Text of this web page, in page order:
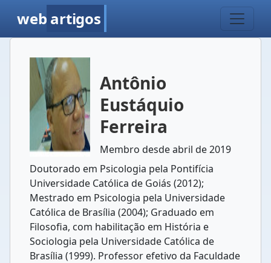
web artigos
Antônio
Eustáquio
Ferreira
Membro desde abril de 2019
Doutorado em Psicologia pela Pontifícia
Universidade Católica de Goiás (2012);
Mestrado em Psicologia pela Universidade
Católica de Brasília (2004); Graduado em
Filosofia, com habilitação em História e
Sociologia pela Universidade Católica de
Brasília (1999). Professor efetivo da Faculdade